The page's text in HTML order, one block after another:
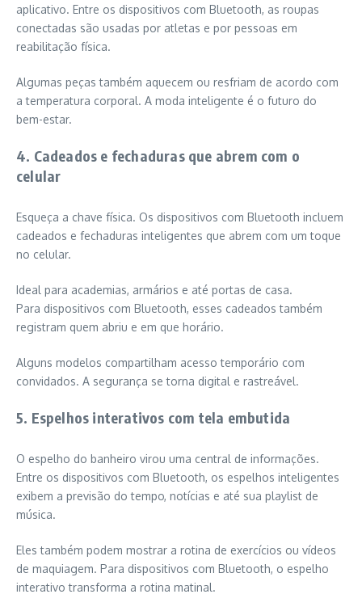
aplicativo. Entre os dispositivos com Bluetooth, as roupas
conectadas são usadas por atletas e por pessoas em
reabilitação física.
Algumas peças também aquecem ou resfriam de acordo com
a temperatura corporal. A moda inteligente é o futuro do
bem-estar.
4. Cadeados e fechaduras que abrem com o
celular
Esqueça a chave física. Os dispositivos com Bluetooth incluem
cadeados e fechaduras inteligentes que abrem com um toque
no celular.
Ideal para academias, armários e até portas de casa.
Para dispositivos com Bluetooth, esses cadeados também
registram quem abriu e em que horário.
Alguns modelos compartilham acesso temporário com
convidados. A segurança se torna digital e rastreável.
5. Espelhos interativos com tela embutida
O espelho do banheiro virou uma central de informações.
Entre os dispositivos com Bluetooth, os espelhos inteligentes
exibem a previsão do tempo, notícias e até sua playlist de
música.
Eles também podem mostrar a rotina de exercícios ou vídeos
de maquiagem. Para dispositivos com Bluetooth, o espelho
interativo transforma a rotina matinal.